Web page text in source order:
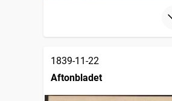
1839-11-22
Aftonbladet